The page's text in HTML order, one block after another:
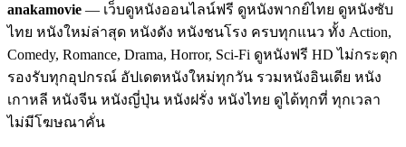
anakamovie — เว็บดูหนังออนไลน์ฟรี ดูหนังพากย์ไทย ดูหนังซับ
ไทย หนังใหม่ล่าสุด หนังดัง หนังชนโรง ครบทุกแนว ทั้ง Action,
Comedy, Romance, Drama, Horror, Sci-Fi ดูหนังฟรี HD ไม่กระตุก
รองรับทุกอุปกรณ์ อัปเดตหนังใหม่ทุกวัน รวมหนังอินเดีย หนัง
เกาหลี หนังจีน หนังญี่ปุ่น หนังฝรั่ง หนังไทย ดูได้ทุกที่ ทุกเวลา
ไม่มีโฆษณาคั่น